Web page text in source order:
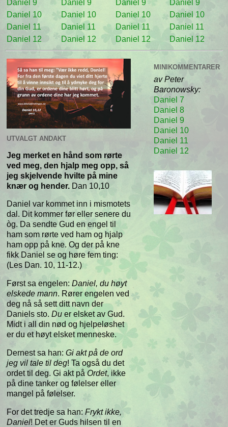
Daniel 9
Daniel 9 Daniel 9
Daniel 9
Daniel 10
Daniel 10 Daniel 10
Daniel 10
Daniel 11
Daniel 11 Daniel 11
Daniel 11
Daniel 12
Daniel 12 Daniel 12 Daniel 12
UTVALGT ANDAKT
Jeg merket en hånd som rørte
ved meg, den hjalp meg opp, så
jeg skjelvende hvilte på mine
knær og hender. Dan 10,10
Daniel var kommet inn i mismotets
dal. Dit kommer før eller senere du
òg. Da sendte Gud en engel til
ham som rørte ved ham og hjalp
ham opp på kne. Og der på kne
fikk Daniel se og høre fem ting:
(Les Dan. 10, 11-12.)
Først sa engelen: Daniel, du høyt
elskede mann. Rører engelen ved
deg nå så sett ditt navn der
Daniels sto. Du er elsket av Gud.
Midt i all din nød og hjelpeløshet
er du et høyt elsket menneske.
Dernest sa han: Gi akt på de ord
jeg vil tale til deg! Ta også du det
ordet til deg. Gi akt påOrdet, ikke
på dine tanker og følelser eller
mangel på følelser.
For det tredje sa han: Frykt ikke,
Daniel! Det er Guds hilsen til en
MINIKOMMENTARER
av Peter
Baronowsky:
Daniel 7
Daniel 8
Daniel 9
Daniel 10
Daniel 11
Daniel 12